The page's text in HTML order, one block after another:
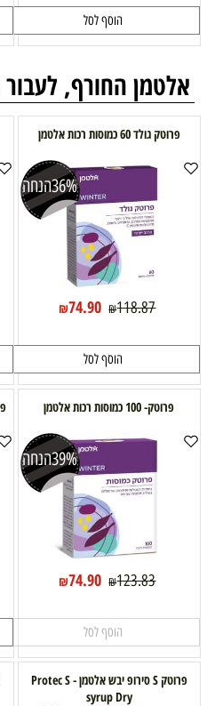
הוסף לסל
אלטמן החורף,
פרוטק גולד 60 כמוסות רכות אלטמן
36%הנחה
₪118.87
₪74.90
הוסף לסל
פרוטק- 100 כמוסות רכות אלטמן
39%הנחה
₪123.83
₪74.90
הוסף לסל
פרוטק S סירופ יבש אלטמן - Protec S
syrup Dry